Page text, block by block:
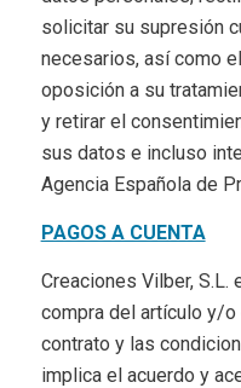
solicitar su supresión
necesarios, así como
oposición a su
y retirar el
sus datos e incluso
Agencia Española de
PAGOS A CUENTA
Creaciones Vilber, S.L.
compra del artículo y/
contrato y las
implica el acuerdo y